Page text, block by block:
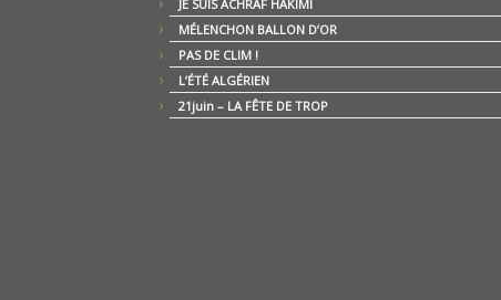
JE SUIS ACHRAF HAKIMI
MÉLENCHON BALLON D’OR
PAS DE CLIM !
L’ÉTÉ ALGÉRIEN
21juin – LA FÊTE DE TROP